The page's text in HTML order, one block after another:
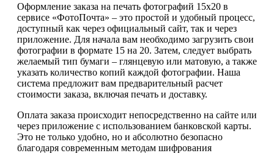
Оформление заказа на печать фотографий 15х20 в
сервисе «ФотоПочта» – это простой и удобный процесс,
доступный как через официальный сайт, так и через
приложение. Для начала вам необходимо загрузить свои
фотографии в формате 15 на 20. Затем, следует выбрать
желаемый тип бумаги – глянцевую или матовую, а также
указать количество копий каждой фотографии. Наша
система предложит вам предварительный расчет
стоимости заказа, включая печать и доставку.
Оплата заказа происходит непосредственно на сайте или
через приложение с использованием банковской карты.
Это не только удобно, но и абсолютно безопасно
благодаря современным методам шифрования